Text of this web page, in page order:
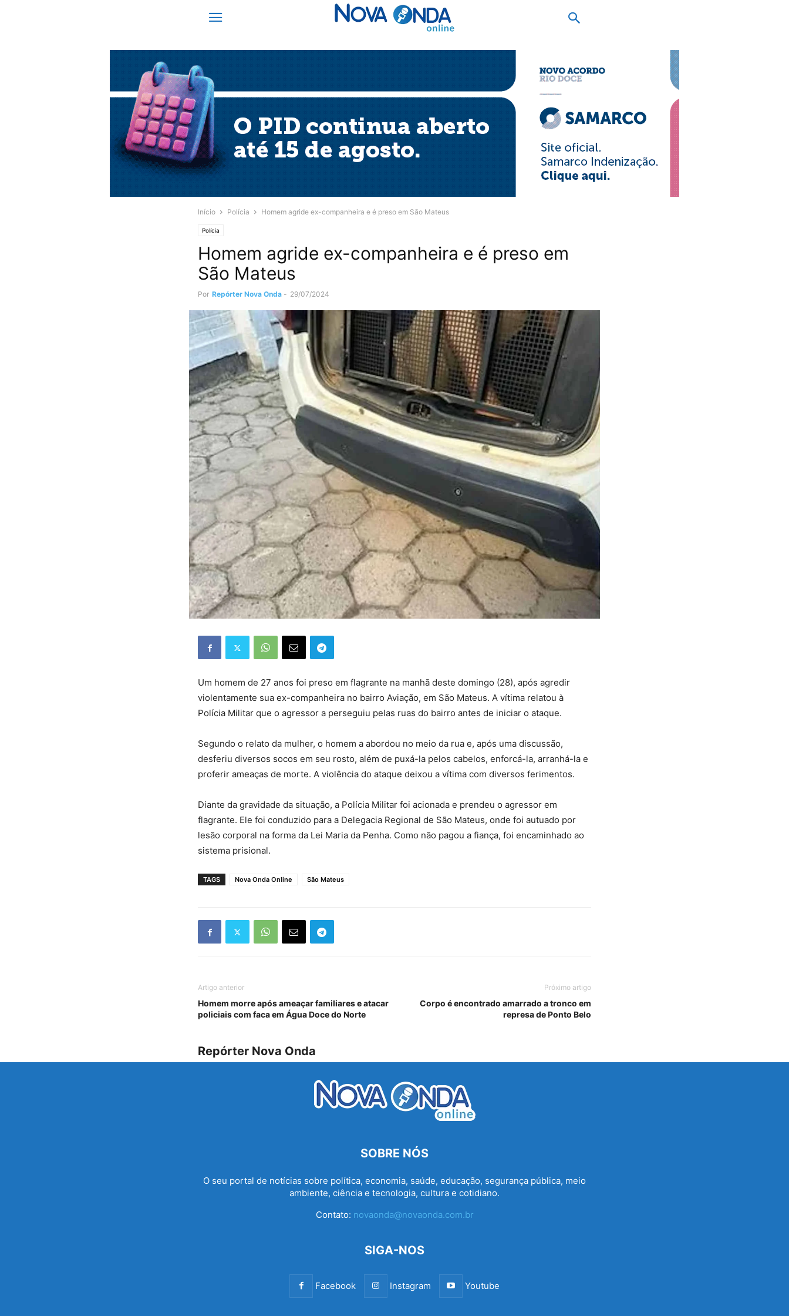
Início Polícia Homem agride ex-companheira e é preso em São Mateus
Polícia
Homem agride ex-companheira e é preso em
São Mateus
Por Repórter Nova Onda - 29/07/2024
Um homem de 27 anos foi preso em flagrante na manhã deste domingo (28), após agredir
violentamente sua ex-companheira no bairro Aviação, em São Mateus. A vítima relatou à
Polícia Militar que o agressor a perseguiu pelas ruas do bairro antes de iniciar o ataque.
Segundo o relato da mulher, o homem a abordou no meio da rua e, após uma discussão,
desferiu diversos socos em seu rosto, além de puxá-la pelos cabelos, enforcá-la, arranhá-la e
proferir ameaças de morte. A violência do ataque deixou a vítima com diversos ferimentos.
Diante da gravidade da situação, a Polícia Militar foi acionada e prendeu o agressor em
flagrante. Ele foi conduzido para a Delegacia Regional de São Mateus, onde foi autuado por
lesão corporal na forma da Lei Maria da Penha. Como não pagou a fiança, foi encaminhado ao
sistema prisional.
TAGS Nova Onda Online São Mateus
Artigo anterior
Homem morre após ameaçar familiares e atacar
policiais com faca em Água Doce do Norte
Próximo artigo
Corpo é encontrado amarrado a tronco em
represa de Ponto Belo
Repórter Nova Onda
SOBRE NÓS
O seu portal de notícias sobre política, economia, saúde, educação, segurança pública, meio
ambiente, ciência e tecnologia, cultura e cotidiano.
Contato: novaonda@novaonda.com.br
SIGA-NOS
Facebook Instagram Youtube